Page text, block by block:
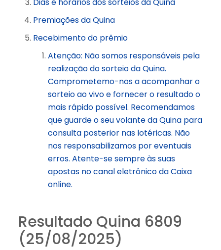
Premiações da Quina
Recebimento do prêmio
Atenção: Não somos responsáveis pela
realização do sorteio da Quina.
Comprometemo-nos a acompanhar o
sorteio ao vivo e fornecer o resultado o
mais rápido possível. Recomendamos
que guarde o seu volante da Quina para
consulta posterior nas lotéricas. Não
nos responsabilizamos por eventuais
erros. Atente-se sempre às suas
apostas no canal eletrônico da Caixa
online.
Resultado Quina 6809
(25/08/2025)